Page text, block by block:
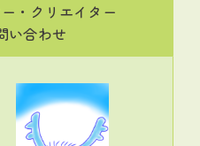
・クリエイター
い合わせ